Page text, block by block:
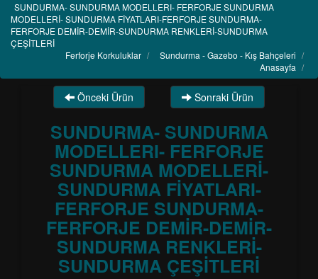
SUNDURMA- SUNDURMA MODELLERI- FERFORJE SUNDURMA
MODELLERİ- SUNDURMA FİYATLARI-FERFORJE SUNDURMA-
FERFORJE DEMİR-DEMİR-SUNDURMA RENKLERİ-SUNDURMA
ÇEŞİTLERİ
Sundurma - Gazebo - Kış Bahçeleri /
Ferforje Korkuluklar /
Anasayfa /
Önceki Ürün Sonraki Ürün
SUNDURMA- SUNDURMA
MODELLERI- FERFORJE
SUNDURMA MODELLERİ-
SUNDURMA FİYATLARI-
FERFORJE SUNDURMA-
FERFORJE DEMİR-DEMİR-
SUNDURMA RENKLERİ-
SUNDURMA ÇEŞİTLERİ